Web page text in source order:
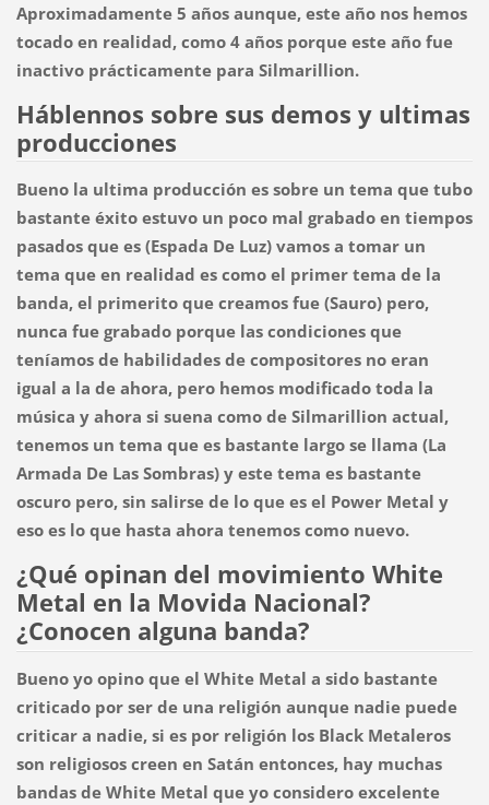
Aproximadamente 5 años aunque, este año nos hemos
tocado en realidad, como 4 años porque este año fue
inactivo prácticamente para Silmarillion.
Háblennos sobre sus demos y ultimas
producciones
Bueno la ultima producción es sobre un tema que tubo
bastante éxito estuvo un poco mal grabado en tiempos
pasados que es (Espada De Luz) vamos a tomar un
tema que en realidad es como el primer tema de la
banda, el primerito que creamos fue (Sauro) pero,
nunca fue grabado porque las condiciones que
teníamos de habilidades de compositores no eran
igual a la de ahora, pero hemos modificado toda la
música y ahora si suena como de Silmarillion actual,
tenemos un tema que es bastante largo se llama (La
Armada De Las Sombras) y este tema es bastante
oscuro pero, sin salirse de lo que es el Power Metal y
eso es lo que hasta ahora tenemos como nuevo.
¿Qué opinan del movimiento White
Metal en la Movida Nacional?
¿Conocen alguna banda?
Bueno yo opino que el White Metal a sido bastante
criticado por ser de una religión aunque nadie puede
criticar a nadie, si es por religión los Black Metaleros
son religiosos creen en Satán entonces, hay muchas
bandas de White Metal que yo considero excelente